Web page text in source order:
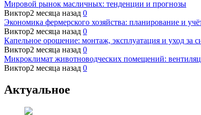
Мировой рынок масличных: тенденции и прогнозы
Виктор2 месяца назад 0
Экономика фермерского хозяйства: планирование и
Виктор2 месяца назад 0
Капельное орошение: монтаж, эксплуатация и уход за
Виктор2 месяца назад 0
Микроклимат животноводческих помещений:
Виктор2 месяца назад 0
Актуальное